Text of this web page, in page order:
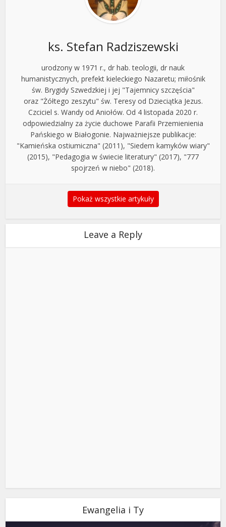
ks. Stefan Radziszewski
urodzony w 1971 r., dr hab. teologii, dr nauk
humanistycznych, prefekt kieleckiego Nazaretu; miłośnik
św. Brygidy Szwedzkiej i jej "Tajemnicy szczęścia"
oraz "Żółtego zeszytu" św. Teresy od Dzieciątka Jezus.
Czciciel s. Wandy od Aniołów. Od 4 listopada 2020 r.
odpowiedzialny za życie duchowe Parafii Przemienienia
Pańskiego w Białogonie. Najważniejsze publikacje:
"Kamieńska ostiumiczna" (2011), "Siedem kamyków wiary"
(2015), "Pedagogia w świecie literatury" (2017), "777
spojrzeń w niebo" (2018).
Pokaż wszystkie artykuły
Leave a Reply
Ewangelia i Ty